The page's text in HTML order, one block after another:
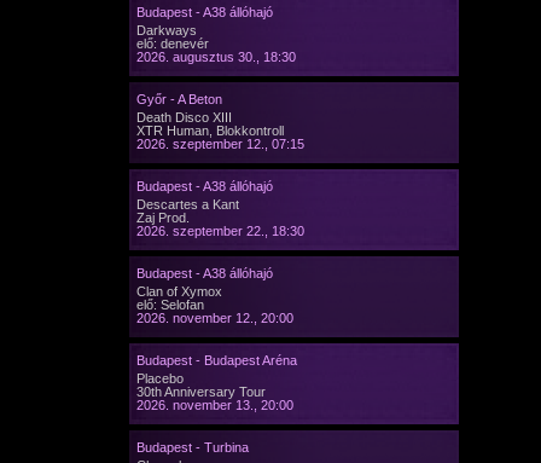
Budapest - A38 állóhajó
Darkways
elő: denevér
2026. augusztus 30., 18:30
Győr - A Beton
Death Disco XIII
XTR Human, Blokkontroll
2026. szeptember 12., 07:15
Budapest - A38 állóhajó
Descartes a Kant
Zaj Prod.
2026. szeptember 22., 18:30
Budapest - A38 állóhajó
Clan of Xymox
elő: Selofan
2026. november 12., 20:00
Budapest - Budapest Aréna
Placebo
30th Anniversary Tour
2026. november 13., 20:00
Budapest - Turbina